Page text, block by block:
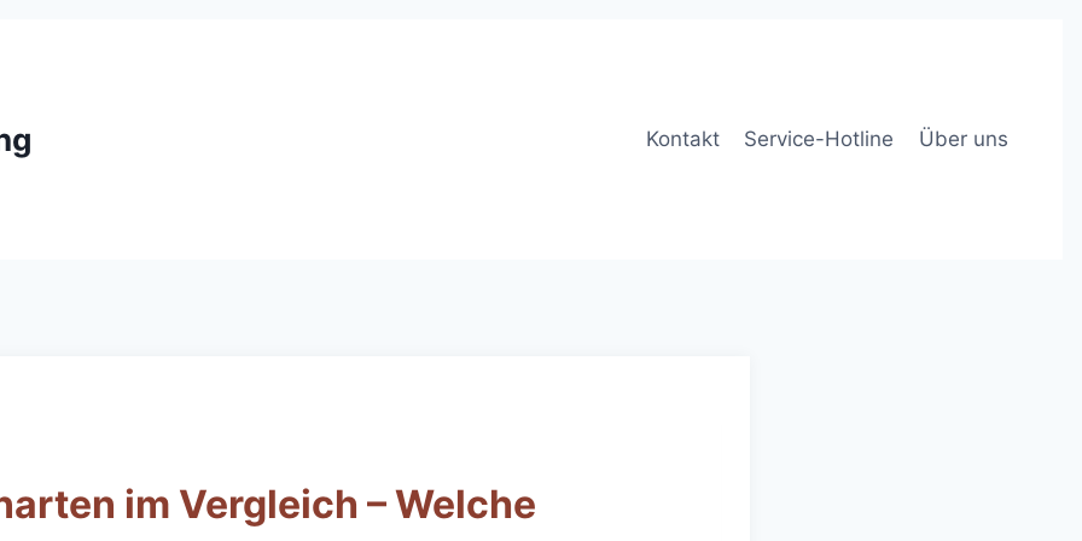
Kontakt Service-Hotline Über uns
im Vergleich – Welche